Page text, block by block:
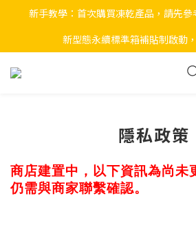
新手教學：首次購買凍乾產品，請先參
新型態永續標準箱補貼制啟動
隱私政策
商店建置中，以下資訊為尚未
仍需與商家聯繫確認。